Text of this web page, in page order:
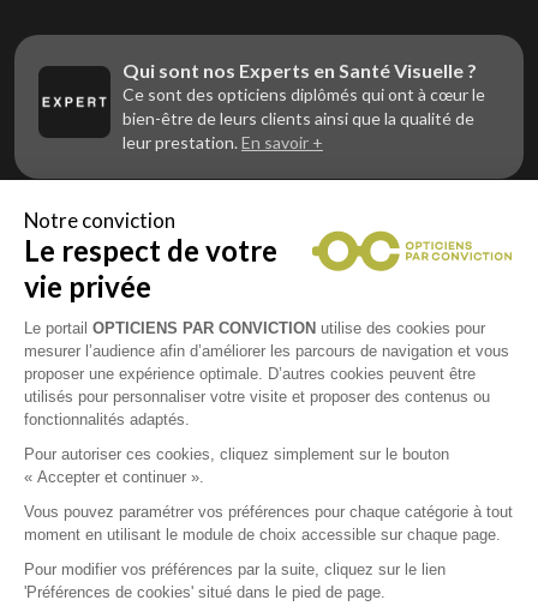
Qui sont nos Experts en Santé Visuelle ?
Ce sont des opticiens diplômés qui ont à cœur le
bien-être de leurs clients ainsi que la qualité de
leur prestation. En savoir +
Vous êtes un professionnel de la vue et
vous souhaitez nous rejoindre ?
Contactez Alliance Optic, la centrale d’achats et
d’accompagnement des opticiens indépendants
Notre conviction
Le respect de votre
vie privée
Le portail OPTICIENS PAR CONVICTION utilise des cookies pour
mesurer l’audience afin d’améliorer les parcours de navigation et vous
proposer une expérience optimale. D’autres cookies peuvent être
utilisés pour personnaliser votre visite et proposer des contenus ou
fonctionnalités adaptés.
Pour autoriser ces cookies, cliquez simplement sur le bouton
« Accepter et continuer ».
Vous pouvez paramétrer vos préférences pour chaque catégorie à tout
moment en utilisant le module de choix accessible sur chaque page.
Pour modifier vos préférences par la suite, cliquez sur le lien
'Préférences de cookies' situé dans le pied de page.